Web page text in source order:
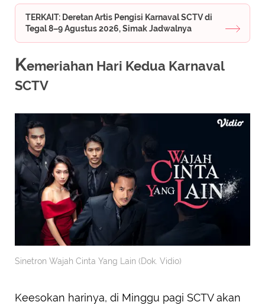
TERKAIT: Deretan Artis Pengisi Karnaval SCTV di
Tegal 8–9 Agustus 2026, Simak Jadwalnya
Kemeriahan Hari Kedua Karnaval
SCTV
Sinetron Wajah Cinta Yang Lain (Dok. Vidio)
Keesokan harinya, di Minggu pagi SCTV akan